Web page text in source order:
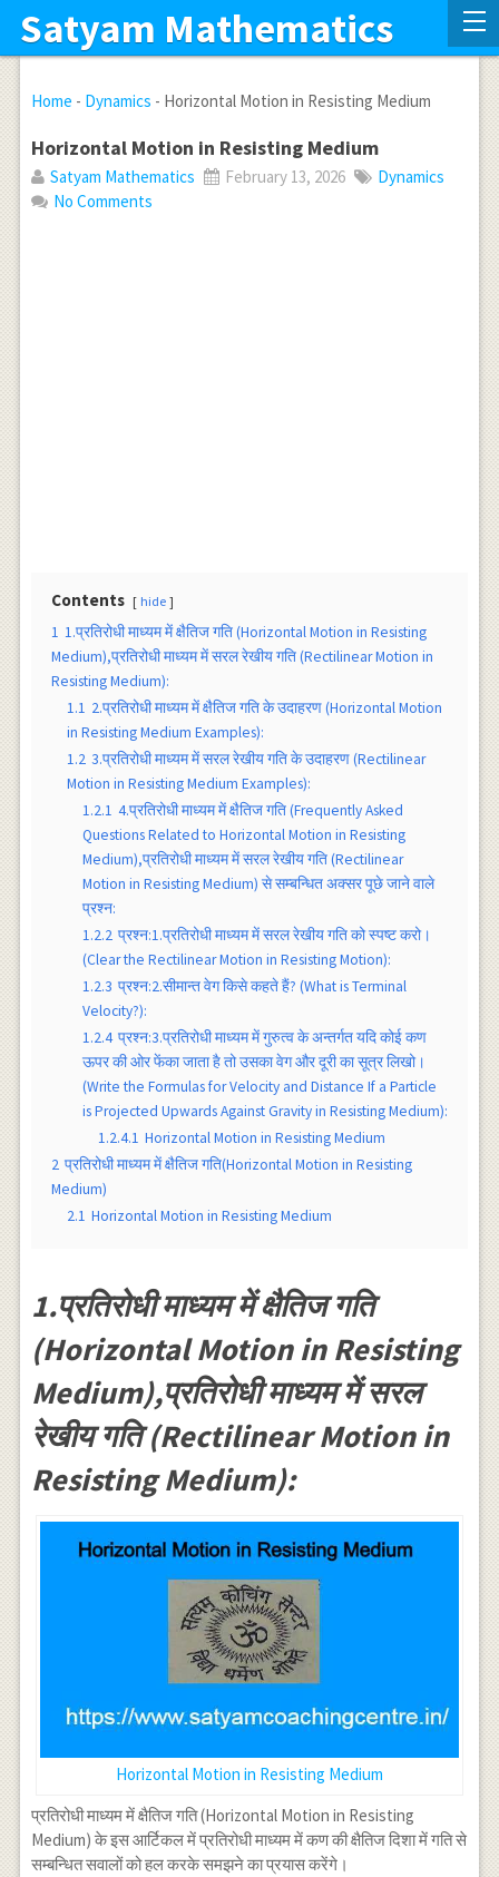
Satyam Mathematics
Home - Dynamics - Horizontal Motion in Resisting Medium
Horizontal Motion in Resisting Medium
Satyam Mathematics February 13, 2026
Dynamics
No Comments
Contents hide
1 1.प्रतिरोधी माध्यम में क्षैतिज गति (Horizontal Motion in Resisting
Medium),प्रतिरोधी माध्यम में सरल रेखीय गति (Rectilinear Motion in
Resisting Medium):
1.1 2.प्रतिरोधी माध्यम में क्षैतिज गति के उदाहरण (Horizontal Motion
in Resisting Medium Examples):
1.2 3.प्रतिरोधी माध्यम में सरल रेखीय गति के उदाहरण (Rectilinear
Motion in Resisting Medium Examples):
1.2.1 4.प्रतिरोधी माध्यम में क्षैतिज गति (Frequently Asked
Questions Related to Horizontal Motion in Resisting
Medium),प्रतिरोधी माध्यम में सरल रेखीय गति (Rectilinear
Motion in Resisting Medium) से सम्बन्धित अक्सर पूछे जाने वाले
प्रश्न:
1.2.2 प्रश्न:1.प्रतिरोधी माध्यम में सरल रेखीय गति को स्पष्ट करो।
(Clear the Rectilinear Motion in Resisting Motion):
1.2.3 प्रश्न:2.सीमान्त वेग किसे कहते हैं? (What is Terminal
Velocity?):
1.2.4 प्रश्न:3.प्रतिरोधी माध्यम में गुरुत्व के अन्तर्गत यदि कोई कण
ऊपर की ओर फेंका जाता है तो उसका वेग और दूरी का सूत्र लिखो।
(Write the Formulas for Velocity and Distance If a Particle
is Projected Upwards Against Gravity in Resisting Medium):
1.2.4.1 Horizontal Motion in Resisting Medium
2 प्रतिरोधी माध्यम में क्षैतिज गति(Horizontal Motion in Resisting
Medium)
2.1 Horizontal Motion in Resisting Medium
1.प्रतिरोधी माध्यम में क्षैतिज गति
(Horizontal Motion in Resisting
Medium),प्रतिरोधी माध्यम में सरल
रेखीय गति (Rectilinear Motion in
Resisting Medium):
Horizontal Motion in Resisting Medium
प्रतिरोधी माध्यम में क्षैतिज गति (Horizontal Motion in Resisting
Medium) के इस आर्टिकल में प्रतिरोधी माध्यम में कण की क्षैतिज दिशा में गति से
सम्बन्धित सवालों को हल करके समझने का प्रयास करेंगे।